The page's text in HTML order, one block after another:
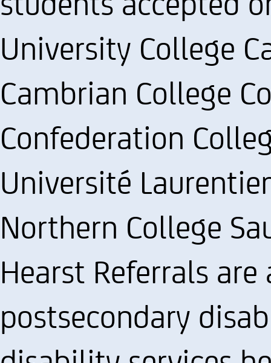
University College
Cambrian College
Confederation
Université
Northern College
Hearst Referrals
postsecondary